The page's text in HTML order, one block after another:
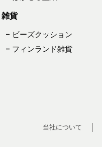
雑貨
– ビーズクッション
– フィンランド雑貨
当社について